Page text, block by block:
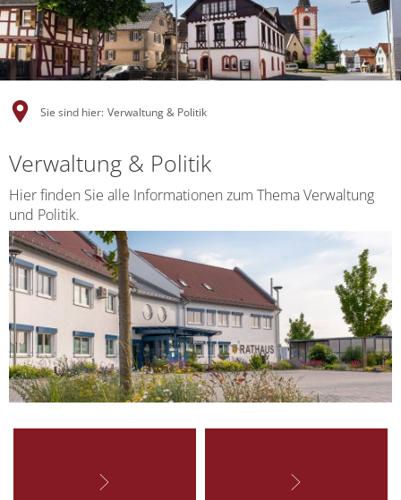
Sie sind hier: Verwaltung & Politik
Verwaltung & Politik
Hier finden Sie alle Informationen zum Thema Verwaltung
und Politik.